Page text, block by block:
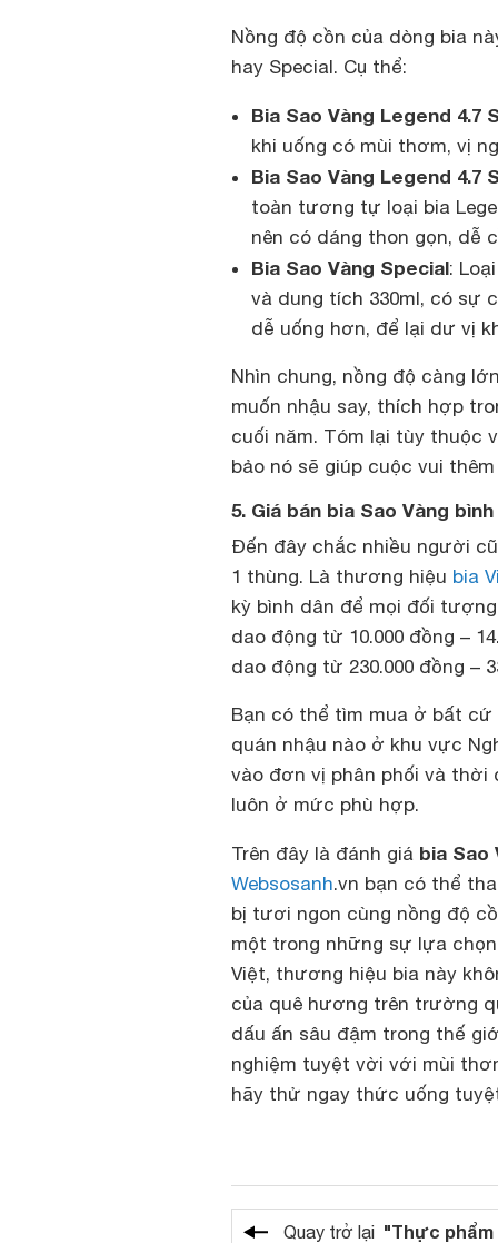
Nồng độ cồn của dòng bia
hay Special. Cụ thể:
Bia Sao Vàng Legend 4.7
khi uống có mùi thơm, vị
Bia Sao Vàng Legend 4.7
toàn tương tự loại bia
nên có dáng thon gọn, dễ
Bia Sao Vàng Special:
và dung tích 330ml, có sự
dễ uống hơn, để lại dư vị
Nhìn chung, nồng độ càng
muốn nhậu say, thích hợp
cuối năm. Tóm lại tùy thuộc
bảo nó sẽ giúp cuộc vui
5. Giá bán bia Sao Vàng
Đến đây chắc nhiều người
1 thùng. Là thương hiệu bia
kỳ bình dân để mọi đối
dao động từ 10.000 đồng –
dao động từ 230.000 đồng –
Bạn có thể tìm mua ở bất cứ
quán nhậu nào ở khu vực
vào đơn vị phân phối và
luôn ở mức phù hợp.
Trên đây là đánh giá bia Sao
Websosanh.vn bạn có thể
bị tươi ngon cùng nồng độ
một trong những sự lựa
Việt, thương hiệu bia này
của quê hương trên trường
dấu ấn sâu đậm trong thế
nghiệm tuyệt vời với mùi
hãy thử ngay thức uống
Quay trở lại "Thực